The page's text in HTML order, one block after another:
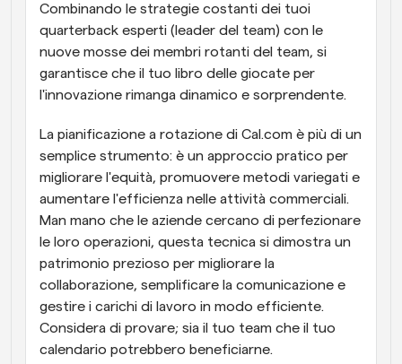
Combinando le strategie costanti dei tuoi
quarterback esperti (leader del team) con le
nuove mosse dei membri rotanti del team, si
garantisce che il tuo libro delle giocate per
l'innovazione rimanga dinamico e sorprendente.
La pianificazione a rotazione di Cal.com è più di un
semplice strumento: è un approccio pratico per
migliorare l'equità, promuovere metodi variegati e
aumentare l'efficienza nelle attività commerciali.
Man mano che le aziende cercano di perfezionare
le loro operazioni, questa tecnica si dimostra un
patrimonio prezioso per migliorare la
collaborazione, semplificare la comunicazione e
gestire i carichi di lavoro in modo efficiente.
Considera di provare; sia il tuo team che il tuo
calendario potrebbero beneficiarne.